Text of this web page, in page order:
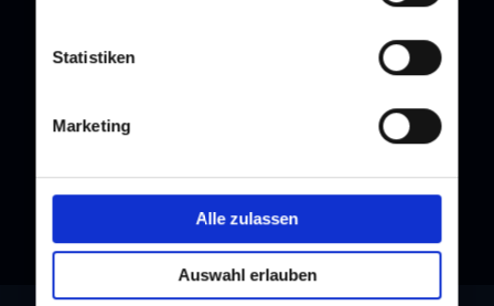
Statistiken
Marketing
Alle zulassen
Auswahl erlauben
Melden Sie sich bei unserem Newsletter an, und bleiben Sie